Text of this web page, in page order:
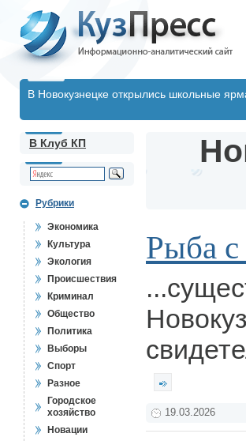
В Новокузнецке открылись школьные
В Клуб КП
Рубрики
Экономика
Культура
Экология
Происшествия
Криминал
Общество
Политика
Выборы
Спорт
Разное
Городское
хозяйство
Новации
Рыба
19.03.2026